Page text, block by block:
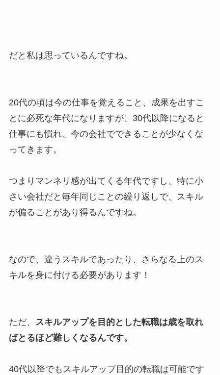
だと私は思っているんですね。
20代の頃は今の仕事を覚えること、成果を出すこ
とに必死な年代になりますが、30代以降になると
仕事にも慣れ、今の会社でできることが少なくな
ってきます。
つまりマンネリ感が出てくる年代ですし、特に小
さい会社だと毎年同じことの繰り返しで、スキル
が偏ることがあり得るんですね。
なので、違うスキルであったり、さらなる上のス
キルを身に付ける必要があります！
ただ、
スキルアップを目的とした転職は歳を取れ
ばとるほど難しくなるんです。
40代以降でもスキルアップ目的の転職は可能です